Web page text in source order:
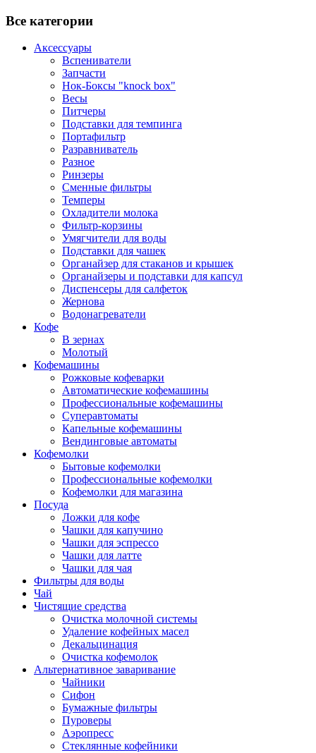
Все категории
Аксессуары
Вспениватели
Запчасти
Нок-Боксы "knock box"
Весы
Питчеры
Подставки для темпинга
Портафильтр
Разравниватель
Разное
Ринзеры
Сменные фильтры
Темперы
Охладители молока
Фильтр-корзины
Умягчители для воды
Подставки для чашек
Органайзер для стаканов и крышек
Органайзеры и подставки для капсул
Диспенсеры для салфеток
Жернова
Водонагреватели
Кофе
В зернах
Молотый
Кофемашины
Рожковые кофеварки
Автоматические кофемашины
Профессиональные кофемашины
Суперавтоматы
Капельные кофемашины
Вендинговые автоматы
Кофемолки
Бытовые кофемолки
Профессиональные кофемолки
Кофемолки для магазина
Посуда
Ложки для кофе
Чашки для капучино
Чашки для эспрессо
Чашки для латте
Чашки для чая
Фильтры для воды
Чай
Чистящие средства
Очистка молочной системы
Удаление кофейных масел
Декальцинация
Очистка кофемолок
Альтернативное заваривание
Чайники
Сифон
Бумажные фильтры
Пуроверы
Аэропресс
Стеклянные кофейники